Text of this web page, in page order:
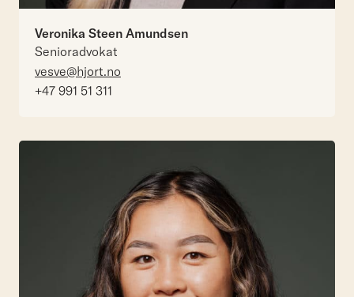
Veronika Steen Amundsen
Senioradvokat
vesve@hjort.no
+47 991 51 311